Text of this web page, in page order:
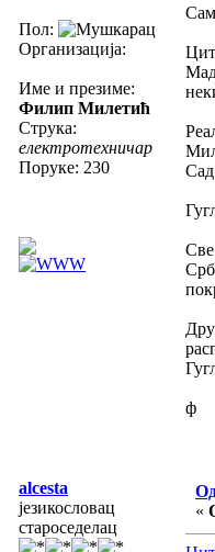
Пол:
Организација:
Име и презиме:
Филип Милетић
Струка:
електротехничар
Поруке: 230
Све
ф
alcesta
језикословац
староседелац
«